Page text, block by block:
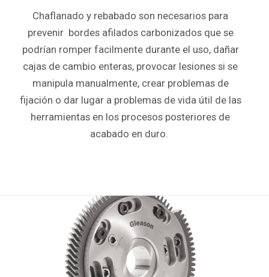
Chaflanado y rebabado son necesarios para
prevenir bordes afilados carbonizados que se
podrían romper facilmente durante el uso, dañar
cajas de cambio enteras, provocar lesiones si se
manipula manualmente, crear problemas de
fijación o dar lugar a problemas de vida útil de las
herramientas en los procesos posteriores de
acabado en duro